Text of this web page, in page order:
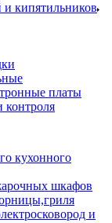
и кипятильников
платы
кухонного
шкафов
и